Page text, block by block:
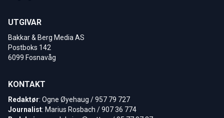
UTGIVAR
Bakkar & Berg Media AS
Postboks 142
6099 Fosnavåg
KONTAKT
Redaktør: Ogne Øyehaug / 957 79 727
Journalist: Marius Rosbach / 907 36 774